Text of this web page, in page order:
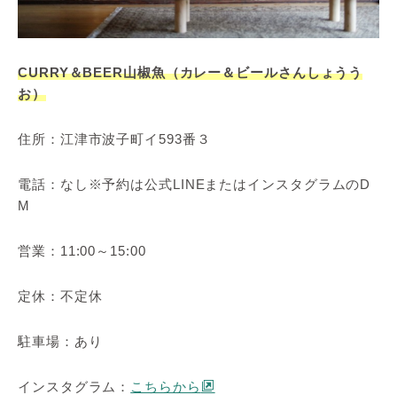
CURRY＆BEER山椒魚（カレー＆ビールさんしょうう
お）
住所：江津市波子町イ593番３
電話：なし※予約は公式LINEまたはインスタグラムのD
M
営業：11:00～15:00
定休：不定休
駐車場：あり
インスタグラム： こちらから